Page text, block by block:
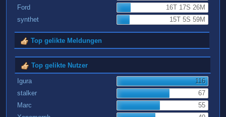
Ford
16T 17S 26M
synthet
15T 5S 59M
Top gelikte Meldungen
Top gelikte Nutzer
Igura
116
stalker
67
Marc
55